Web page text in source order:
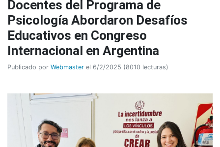
Docentes del Programa de
Psicología Abordaron Desafíos
Educativos en Congreso
Internacional en Argentina
Publicado por Webmaster el 6/2/2025 (8010 lecturas)